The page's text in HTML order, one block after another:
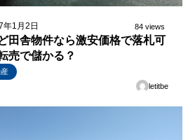
年1月2日 84 views
田舎物件なら激安価格で落札可
売で儲かる？
letitbe